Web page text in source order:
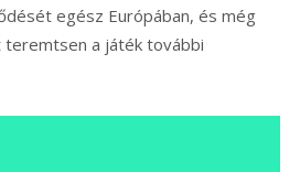
egész Európában, és még
a játék további